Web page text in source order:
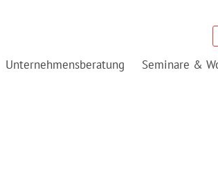
Unternehmensberatung Seminare &